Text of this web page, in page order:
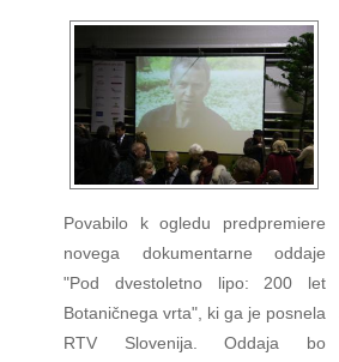
Povabilo k ogledu predpremiere
novega dokumentarne oddaje
"Pod dvestoletno lipo: 200 let
Botaničnega vrta", ki ga je posnela
RTV Slovenija. Oddaja bo